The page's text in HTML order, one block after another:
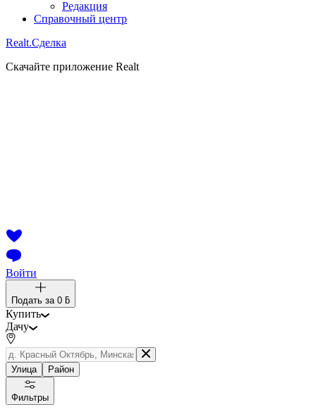
Редакция
Справочный центр
Realt.Сделка
Скачайте приложение Realt
Войти
Подать за 0 ƃ
Купить
Дачу
Улица Район
Фильтры